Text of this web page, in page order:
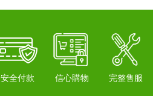
安全付款 信心購物 完整售服